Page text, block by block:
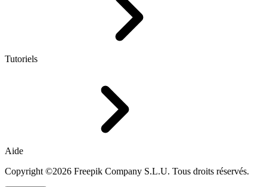
Tutoriels
Aide
Copyright ©2026 Freepik Company S.L.U. Tous droits réservés.